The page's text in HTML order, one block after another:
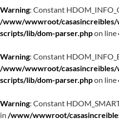
Warning: Constant
/www/wwwroot/
scripts/lib/dom-parser.phpon line
Warning: Constant
/www/wwwroot/
scripts/lib/dom-parser.phpon line
Warning: Constant
in /www/wwwroot/